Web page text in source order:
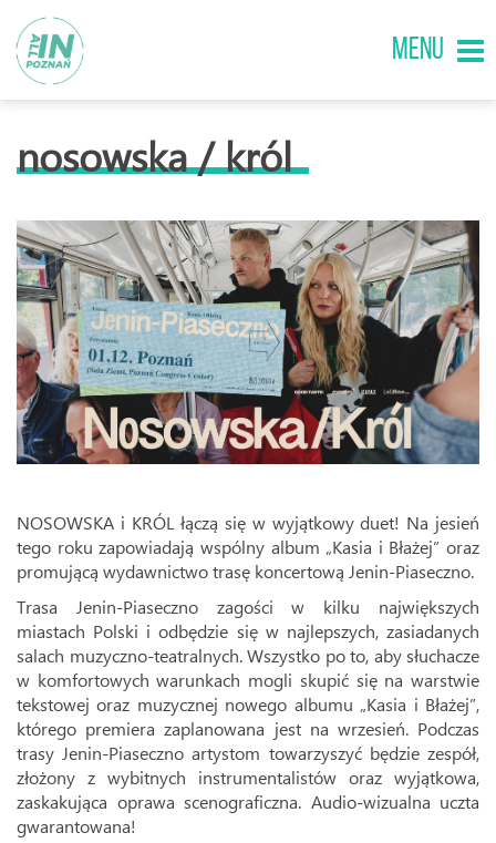
MENU
nosowska / król
NOSOWSKA i KRÓL łączą się w wyjątkowy duet! Na jesień
tego roku zapowiadają wspólny album „Kasia i Błażej” oraz
promującą wydawnictwo trasę koncertową Jenin-Piaseczno.
Trasa Jenin-Piaseczno zagości w kilku największych
miastach Polski i odbędzie się w najlepszych, zasiadanych
salach muzyczno-teatralnych. Wszystko po to, aby słuchacze
w komfortowych warunkach mogli skupić się na warstwie
tekstowej oraz muzycznej nowego albumu „Kasia i Błażej”,
którego premiera zaplanowana jest na wrzesień. Podczas
trasy Jenin-Piaseczno artystom towarzyszyć będzie zespół,
złożony z wybitnych instrumentalistów oraz wyjątkowa,
zaskakująca oprawa scenograficzna. Audio-wizualna uczta
gwarantowana!